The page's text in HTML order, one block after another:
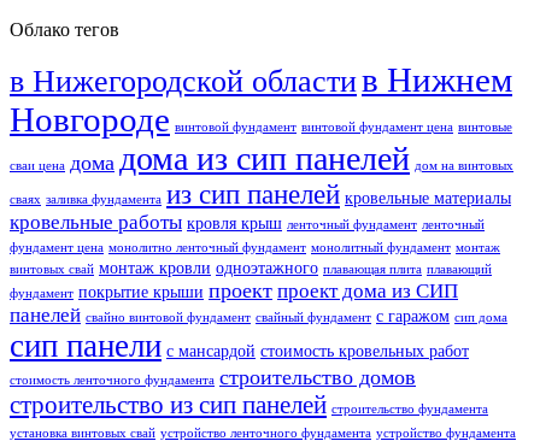
Облако тегов
в Нижегородской областив Нижнем
Новгороде винтовой фундамент винтовой фундамент цена винтовые
сваи цена дома дома из сип панелей дом на винтовых
сваях заливка фундамента из сип панелей кровельные материалы
кровельные работы кровля крыш ленточный фундамент ленточный
фундамент цена монолитно ленточный фундамент монолитный фундамент монтаж
винтовых свай монтаж кровли одноэтажного плавающая плита плавающий
фундамент покрытие крыши проект проект дома из СИП
панелей свайно винтовой фундамент свайный фундамент с гаражом сип дома
сип панели с мансардой стоимость кровельных работ
стоимость ленточного фундамента строительство домов
строительство из сип панелей строительство фундамента
установка винтовых свай устройство ленточного фундамента устройство фундамента